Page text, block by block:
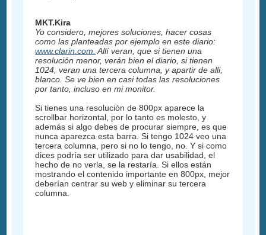
MKT.Kira
Yo considero, mejores soluciones, hacer cosas
como las planteadas por ejemplo en este diario:
www.clarin.com. Allí veran, que si tienen una
resolución menor, verán bien el diario, si tienen
1024, veran una tercera columna, y apartir de alli,
blanco. Se ve bien en casi todas las resoluciones
por tanto, incluso en mi monitor.
Si tienes una resolución de 800px aparece la
scrollbar horizontal, por lo tanto es molesto, y
además si algo debes de procurar siempre, es que
nunca aparezca esta barra. Si tengo 1024 veo una
tercera columna, pero si no lo tengo, no. Y si como
dices podría ser utilizado para dar usabilidad, el
hecho de no verla, se la restaría. Si ellos están
mostrando el contenido importante en 800px, mejor
deberían centrar su web y eliminar su tercera
columna.